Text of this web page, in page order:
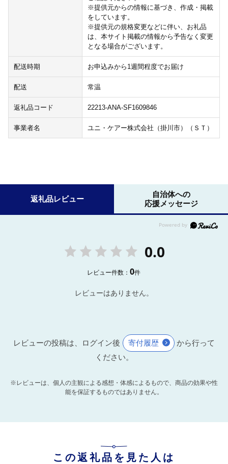
※提供元からの情報に基づき、作成・掲載
をしています。
※提供元の規格変更などに伴い、お礼品
は、本サイト掲載の情報から予告なく変更
となる場合がございます。
配送時期 お申込みから1週間程度でお届け
配送 常温
返礼品コード 22213-ANA-SF1609846
事業者名 ユニ・ケアー株式会社（掛川市）（ＳＴ）
返礼品レビュー
自治体への
応援メッセージ
0.0
レビュー件数：0件
レビューはありません。
レビューの投稿は、ログイン後 寄付履歴
から行って
ください。
※レビューは、個人の主観による感想・体感によるもので、商品の効果や性
能を保証するものではありません。
この返礼品を見た人は